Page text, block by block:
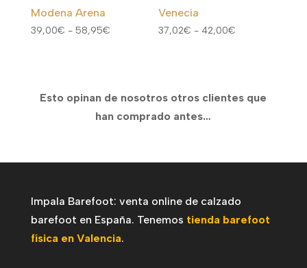
Modena Arena
39,00€ - 58,95€Rango
39,00€
hasta
Venecia
37,02€ - 42,00€
37,02€
Esto opinan de nosotros otros clientes que
han comprado antes…
Impala Barefoot: venta online de calzado
barefoot en España. Tenemos tienda barefoot
física en Valencia.